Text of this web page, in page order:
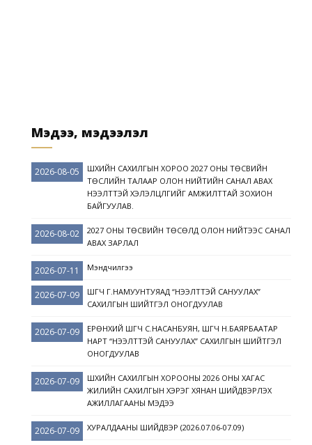
Мэдээ, мэдээлэл
2026-08-05
ШҮҮХИЙН САХИЛГЫН ХОРОО 2027 ОНЫ ТӨСВИЙН
ТӨСЛИЙН ТАЛААР ОЛОН НИЙТИЙН САНАЛ АВАХ
НЭЭЛТТЭЙ ХЭЛЭЛЦҮҮЛГИЙГ АМЖИЛТТАЙ ЗОХИОН
БАЙГУУЛАВ.
2026-08-02
2027 ОНЫ ТӨСВИЙН ТӨСӨЛД ОЛОН НИЙТЭЭС САНАЛ
АВАХ ЗАРЛАЛ
2026-07-11 Мэндчилгээ
2026-07-09
ШҮҮГЧ Г.НАМУУНТУЯАД “НЭЭЛТТЭЙ САНУУЛАХ”
САХИЛГЫН ШИЙТГЭЛ ОНОГДУУЛАВ
2026-07-09
ЕРӨНХИЙ ШҮҮГЧ С.НАСАНБУЯН, ШҮҮГЧ Н.БАЯРБААТАР
НАРТ “НЭЭЛТТЭЙ САНУУЛАХ” САХИЛГЫН ШИЙТГЭЛ
ОНОГДУУЛАВ
2026-07-09
ШҮҮХИЙН САХИЛГЫН ХОРООНЫ 2026 ОНЫ ХАГАС
ЖИЛИЙН САХИЛГЫН ХЭРЭГ ХЯНАН ШИЙДВЭРЛЭХ
АЖИЛЛАГААНЫ МЭДЭЭ
2026-07-09 ХУРАЛДААНЫ ШИЙДВЭР (2026.07.06-07.09)